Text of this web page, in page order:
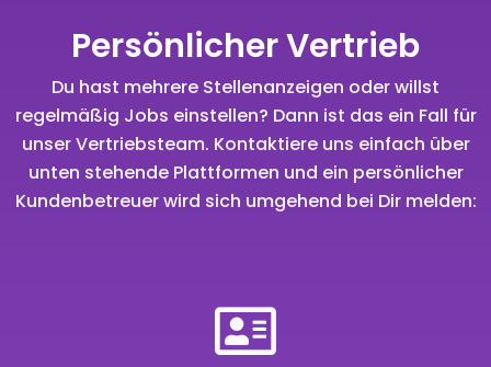
Persönlicher Vertrieb
Du hast mehrere Stellenanzeigen oder willst
regelmäßig Jobs einstellen? Dann ist das ein Fall für
unser Vertriebsteam. Kontaktiere uns einfach über
unten stehende Plattformen und ein persönlicher
Kundenbetreuer wird sich umgehend bei Dir melden: